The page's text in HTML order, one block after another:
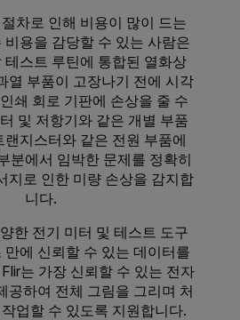
차로 인해 비용이 많이 드는
용을 감당할 수 있는 사람은
테스트 루틴에 통합된 열화상
열 부품이 고장나기 전에 시각
쇄 회로 기판에 손상을 줄 수
및 저항기와 같은 개별 부품
랜지스터와 같은 전원 부품에
분에서 임박한 문제를 정확히
지로 인한 미량 손상을 감지합
니다.
한 전기 미터 및 테스트 도구
만에 신뢰할 수 있는 데이터를
는 가장 신뢰할 수 있는 전자
공하여 전체 그림을 그리며 처
업할 수 있도록 지원합니다.